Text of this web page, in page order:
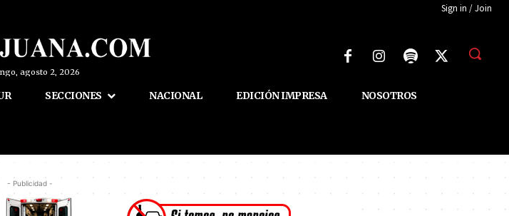
Sign in / Join
agosto 2, 2026
SECCIONES NACIONAL EDICIÓN IMPRESA NOSOTROS
- Publicidad -